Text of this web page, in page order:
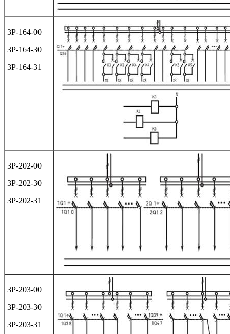
3Р-164-00
3Р-164-30
3Р-164-31
3Р-202-00
3Р-202-30
3Р-202-31
3Р-203-00
3Р-203-30
3Р-203-31